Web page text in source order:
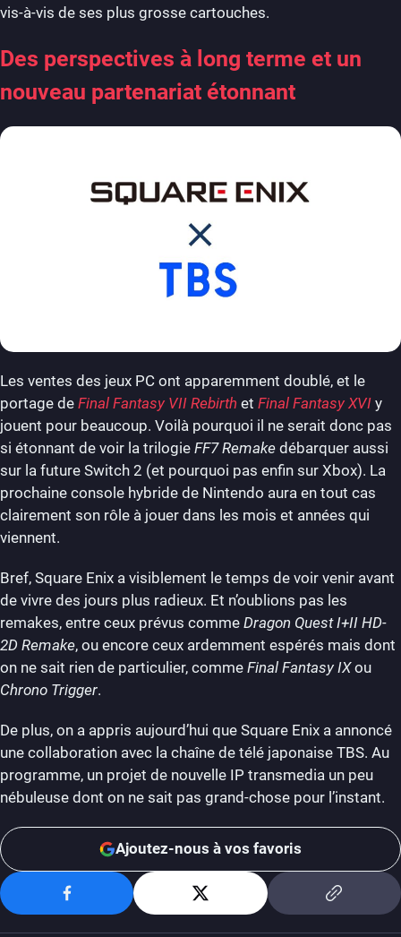
vis-à-vis de ses plus grosse cartouches.
Des perspectives à long terme et un
nouveau partenariat étonnant
Les ventes des jeux PC ont apparemment doublé, et le
portage de Final Fantasy VII Rebirth et Final Fantasy XVI y
jouent pour beaucoup. Voilà pourquoi il ne serait donc pas
si étonnant de voir la trilogie FF7 Remake débarquer aussi
sur la future Switch 2 (et pourquoi pas enfin sur Xbox). La
prochaine console hybride de Nintendo aura en tout cas
clairement son rôle à jouer dans les mois et années qui
viennent.
Bref, Square Enix a visiblement le temps de voir venir avant
de vivre des jours plus radieux. Et n’oublions pas les
remakes, entre ceux prévus comme Dragon Quest I+II HD-
2D Remake, ou encore ceux ardemment espérés mais dont
on ne sait rien de particulier, comme Final Fantasy IXou
Chrono Trigger.
De plus, on a appris aujourd’hui que Square Enix a annoncé
une collaboration avec la chaîne de télé japonaise TBS. Au
programme, un projet de nouvelle IP transmedia un peu
nébuleuse dont on ne sait pas grand-chose pour l’instant.
Ajoutez-nous à vos favoris